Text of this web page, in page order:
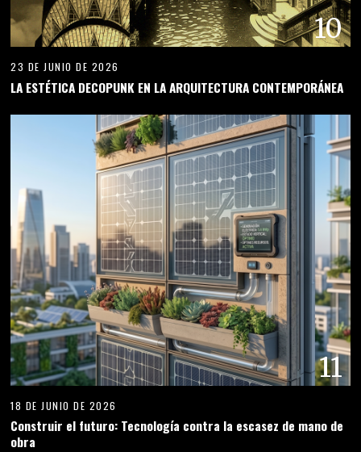
10
23 DE JUNIO DE 2026
LA ESTÉTICA DECOPUNK EN LA ARQUITECTURA CONTEMPORÁNEA
11
18 DE JUNIO DE 2026
Construir el futuro: Tecnología contra la escasez de mano de
obra